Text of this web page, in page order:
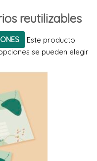
reutilizables
Este producto
se pueden elegir